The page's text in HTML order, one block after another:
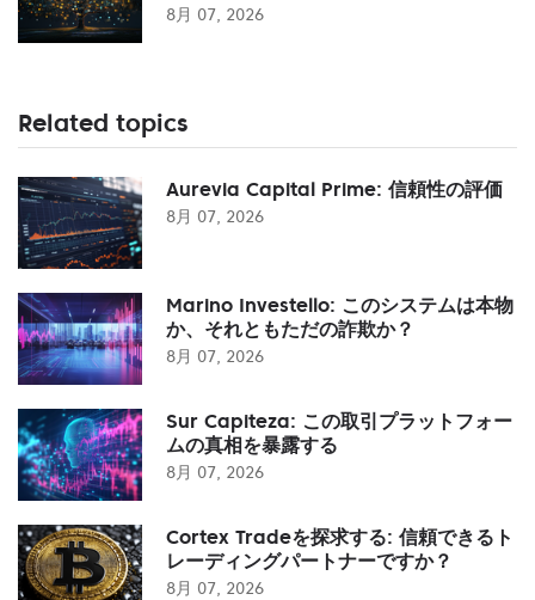
8月 07, 2026
Related topics
Aurevia Capital Prime: 信頼性の評価
8月 07, 2026
Marino Investello: このシステムは本物
か、それともただの詐欺か？
8月 07, 2026
Sur Capiteza: この取引プラットフォー
ムの真相を暴露する
8月 07, 2026
Cortex Tradeを探求する: 信頼できるト
レーディングパートナーですか？
8月 07, 2026